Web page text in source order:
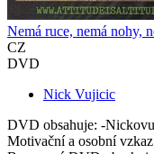
Nemá ruce, nemá nohy,
CZ
DVD
Nick Vujicic
DVD obsahuje: -
Motivační a osobní